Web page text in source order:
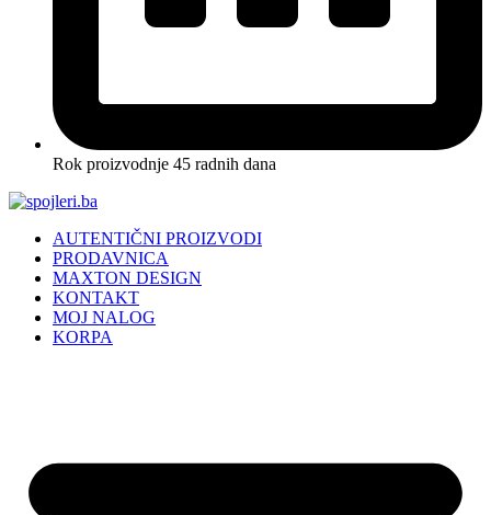
Rok proizvodnje 45 radnih dana
AUTENTIČNI PROIZVODI
PRODAVNICA
MAXTON DESIGN
KONTAKT
MOJ NALOG
KORPA